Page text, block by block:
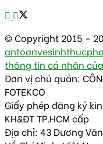
© Copyright 2015 -
thông tin cá nhân
Đơn vị chủ quản:
FOTEKCO
Giấy phép đăng ký
KH&ĐT TP.HCM cấp
Địa chỉ: 43 Dương